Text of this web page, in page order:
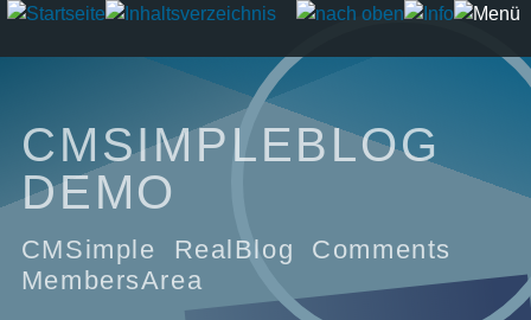
CMSIMPLEBLOG
DEMO
CMSimple RealBlog Comments
MembersArea